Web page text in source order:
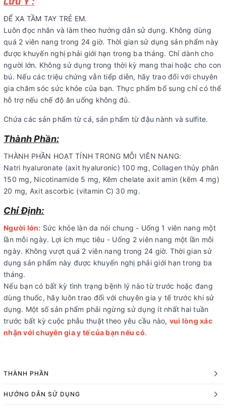
ĐỂ XA TẦM TAY TRẺ EM.
Luôn đọc nhãn và làm theo hướng dẫn sử dụng. Không dùng
quá 2 viên nang trong 24 giờ. Thời gian sử dụng sản phẩm này
được khuyến nghị phải giới hạn trong ba tháng. Chỉ dành cho
người lớn. Không sử dụng trong thời kỳ mang thai hoặc cho con
bú. Nếu các triệu chứng vẫn tiếp diễn, hãy trao đổi với chuyên
gia chăm sóc sức khỏe của bạn. Thực phẩm bổ sung chỉ có thể
hỗ trợ nếu chế độ ăn uống không đủ.
Chứa các sản phẩm từ cá, sản phẩm từ đậu nành và sulfite.
Thành Phần:
THÀNH PHẦN HOẠT TÍNH TRONG MỖI VIÊN NANG:
Natri hyaluronate (axit hyaluronic) 100 mg, Collagen thủy phân
150 mg, Nicotinamide 5 mg, Kẽm chelate axit amin (kẽm 4 mg)
20 mg, Axit ascorbic (vitamin C) 30 mg.
Chỉ Định:
Người lớn: Sức khỏe làn da nói chung - Uống 1 viên nang một
lần mỗi ngày. Lợi ích mục tiêu - Uống 2 viên nang một lần mỗi
ngày. Không vượt quá 2 viên nang trong 24 giờ. Thời gian sử
dụng sản phẩm này được khuyến nghị phải giới hạn trong ba
tháng.
Nếu bạn có bất kỳ tình trạng bệnh lý nào từ trước hoặc đang
dùng thuốc, hãy luôn trao đổi với chuyên gia y tế trước khi sử
dụng. Một số sản phẩm phải ngừng sử dụng ít nhất hai tuần
trước bất kỳ cuộc phẫu thuật theo yêu cầu nào, vui lòng xác
nhận với chuyên gia y tế của bạn nếu có.
THÀNH PHẦN
HƯỚNG DẪN SỬ DỤNG